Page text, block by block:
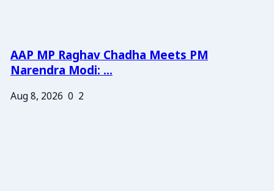
AAP MP Raghav Chadha Meets PM
Narendra Modi: ...
Aug 8, 2026 0 2